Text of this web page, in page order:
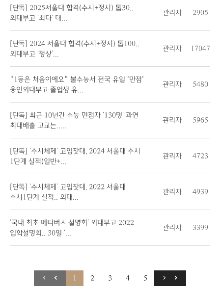
[단독] 2025서울대 합격(수시+정시) 톱30..
외대부고 ‘최다’ 대...
관리자 2905
[단독] 2024 서울대 합격(수시+정시) 톱100..
외대부고 ‘정상’...
관리자 17047
"1등은 처음이에요" 불수능서 전국 유일 '만점'
용인외대부고 졸업생 유...
관리자 5480
[단독] 최근 10년간 수능 만점자 ‘130명’ 과연
최대배출 고교는.....
관리자 5965
[단독] ‘수시체제’ 고입잣대, 2024 서울대 수시
1단계 실적(일반+...
관리자 4723
[단독] ‘수시체제’ 고입잣대, 2022 서울대
수시1단계 실적.. 외대...
관리자 4939
‘국내 최초 메타버스 설명회’ 외대부고 2022
입학설명회.. 30일 ‘...
관리자 3399
1 2 3 4 5